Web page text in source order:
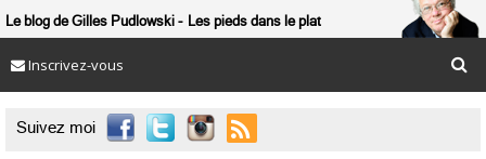
Le blog de Gilles Pudlowski Les pieds dans le plat
Inscrivez-vous
Suivez moi 